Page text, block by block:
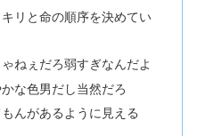
リと命の順序を決めてい
ねぇだろ弱すぎなんだよ
な色男だし当然だろ
んがあるように見える